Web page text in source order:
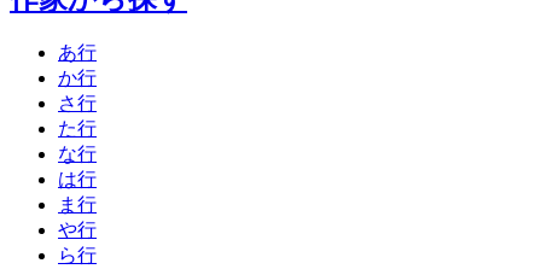
あ行
か行
さ行
た行
な行
は行
ま行
や行
ら行